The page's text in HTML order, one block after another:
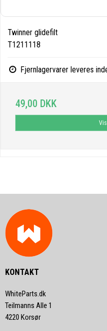
Twinner glidefilt
T1211118
Fjernlagervarer leveres
49,00 DKK
KONTAKT
WhiteParts.dk
Teilmanns Alle 1
4220 Korsør